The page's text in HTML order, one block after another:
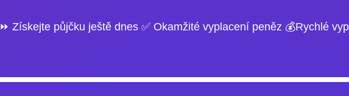
⏩ Získejte půjčku ještě dnes ✅ Okamžité vyplacení peněz 💰Rychlé